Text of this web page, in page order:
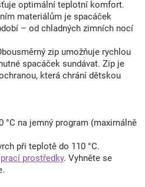
optimální teplotní komfort.
materiálům je spacáček
– od chladných zimních nocí
zip umožňuje rychlou
spacáček sundávat. Zip je
která chrání dětskou
°C na jemný program (maximálně
při teplotě do 110 °C.
prací prostředky. Vyhněte se